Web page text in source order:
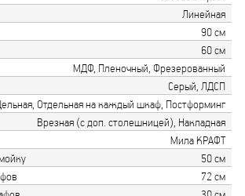
Линейная
90 см
60 см
МДФ, Пленочный, Фрезерованный
Серый, ЛДСП
Отдельная на каждый шкаф, Постформинг
Врезная (с доп. столешницей), Накладная
Мила КРАФТ
50 см
72 см